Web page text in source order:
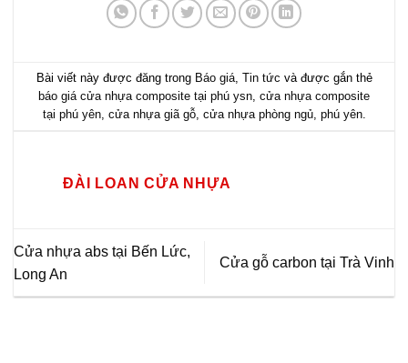
Bài viết này được đăng trong Báo giá, Tin tức và được gắn thẻ
báo giá cửa nhựa composite tại phú ysn cửa nhựa composite
tại phú yên, cửa nhựa giã gỗ, cửa nhựa phòng ngủ, phú yên.
ĐÀI LOAN CỬA NHỰA
Cửa nhựa abs tại Bến Lức,
Long An
Cửa gỗ carbon tại Trà Vinh